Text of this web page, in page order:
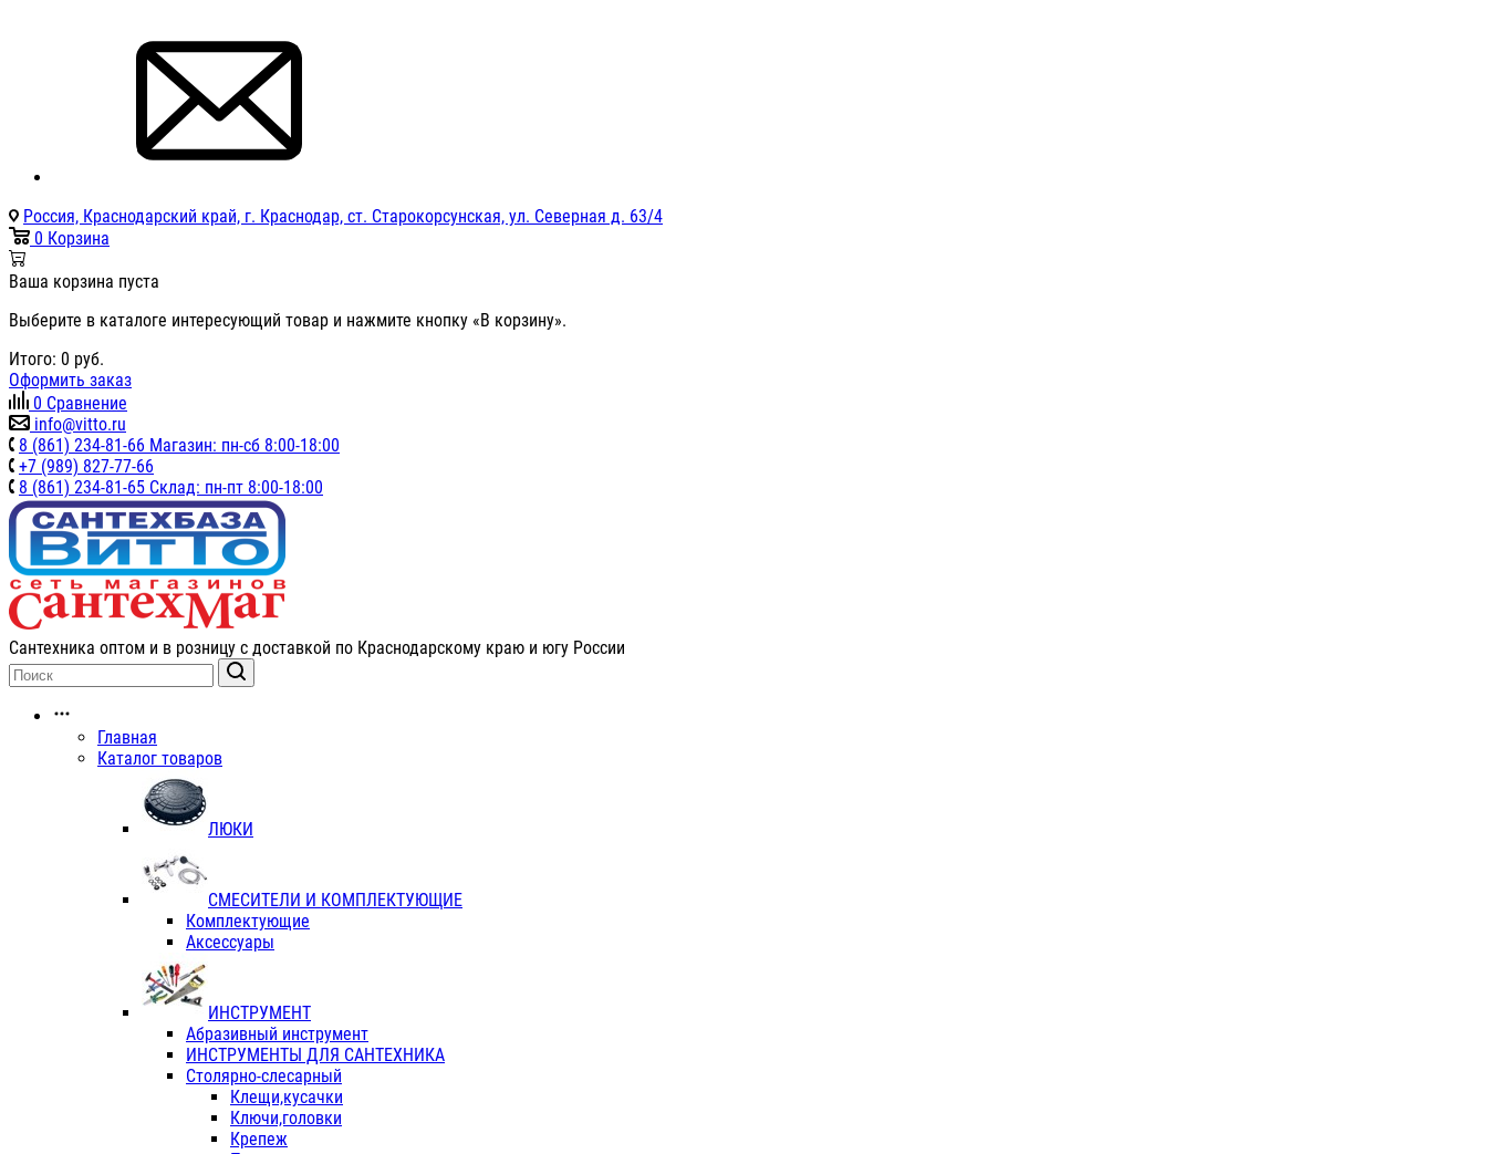
Россия, Краснодарский край, г. Краснодар, ст. Старокорсунская, ул. Северная д. 63/4
0 Корзина
Ваша корзина пуста
Выберите в каталоге интересующий товар и нажмите кнопку «В корзину».
Итого: 0 руб.
Оформить заказ
0 Сравнение
info@vitto.ru
8 (861) 234-81-66 Магазин: пн-сб 8:00-18:00
+7 (989) 827-77-66
8 (861) 234-81-65 Склад: пн-пт 8:00-18:00
Сантехника оптом и в розницу с доставкой по Краснодарскому краю и югу России
Главная
Каталог товаров
ЛЮКИ
СМЕСИТЕЛИ И КОМПЛЕКТУЮЩИЕ
Комплектующие
Аксессуары
ИНСТРУМЕНТ
Абразивный инструмент
ИНСТРУМЕНТЫ ДЛЯ САНТЕХНИКА
Столярно-слесарный
Клещи,кусачки
Ключи,головки
Крепеж